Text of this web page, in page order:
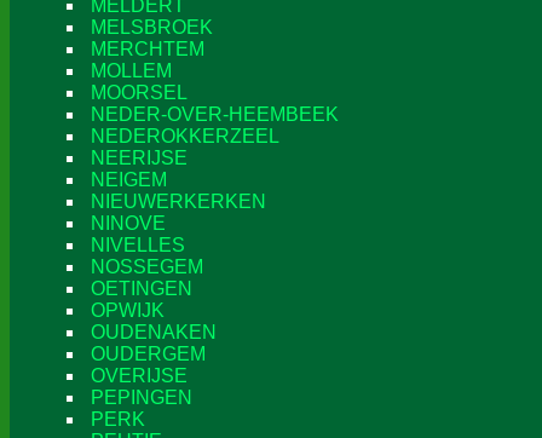
MELDERT
MELSBROEK
MERCHTEM
MOLLEM
MOORSEL
NEDER-OVER-HEEMBEEK
NEDEROKKERZEEL
NEERIJSE
NEIGEM
NIEUWERKERKEN
NINOVE
NIVELLES
NOSSEGEM
OETINGEN
OPWIJK
OUDENAKEN
OUDERGEM
OVERIJSE
PEPINGEN
PERK